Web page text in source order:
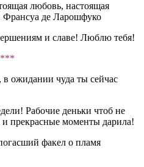
любовь, настоящая
Франсуа де Ларошфуко
и славе! Люблю тебя!
***
ожидании чуда ты сейчас
Рабочие деньки чтоб не
прекрасные моменты дарила!
факел о пламя